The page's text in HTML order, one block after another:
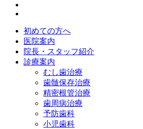
初めての方へ
医院案内
院長・スタッフ紹介
診療案内
むし歯治療
歯髄保存治療
精密根管治療
歯周病治療
予防歯科
小児歯科